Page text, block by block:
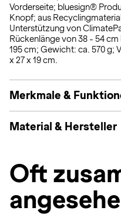
Vorderseite; bluesign®
Knopf; aus
Unterstützung von
Rückenlänge von 38 - 54
195 cm; Gewicht: ca. 570 g;
x 27 x 19 cm.
Merkmale &
Material & Hersteller
Oft